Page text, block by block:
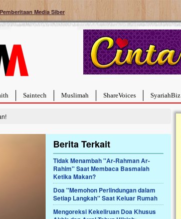
Media Siber
Saintech Muslimah ShareVoices SyariahBiz
Berita Terkait
Tidak Menambah ''Ar-Rahman Ar-
Rahim'' Saat Membaca Basmalah
Ketika Makan?
Doa ''Memohon Perlindungan dalam
Setiap Langkah'' Saat Keluar Rumah
Mengoreksi Kekeliruan Doa Khusus
Palestina Masih Berduka, Ayo Ulurkan
Tangan Bantu Mereka
Sahabat, Ulurtangan mari kirimkan dukungan
terbaikmu untuk warga Palestina di Gaza demi
menguatkan mereka menghadapi situasi
mencekam ini. Mari dukung mereka dengan